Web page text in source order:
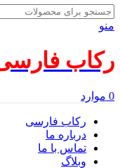
منو
رکاب
0 موارد
رکاب فارسی
درباره ما
تماس با ما
وبلاگ